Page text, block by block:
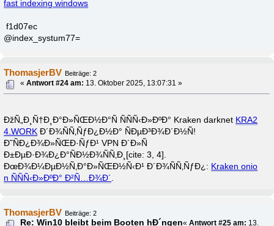
fast indexing windows
f1d07ec
@index_systum77=
ThomasjerBV Beiträge: 2
«Antwort #24 am: 13. Oktober 2025, 13:07:31 »
ÐžÑ„Ð¸Ñ†Ð¸Ð°Ð»ÑŒÐ½Ð°Ñ ÑÑÑ‹Ð»ÐºÐ° Kraken darknet KRA2
4.WORK Ð´Ð¾ÑÑ‚ÑƒÐ¿Ð½Ð° ÑÐµÐ³Ð¾Ð´Ð½Ñ!
Ð˜ÑÐ¿Ð¾Ð»ÑŒÐ·ÑƒÐ¹ VPN Ð´Ð»Ñ
Ð±ÐµÐ·Ð¾Ð¿Ð°ÑÐ½Ð¾ÑÑ‚Ð¸[cite: 3, 4].
ÐœÐ¾Ð¼ÐµÐ½Ñ‚Ð°Ð»ÑŒÐ½Ñ‹Ð¹ Ð´Ð¾ÑÑ‚ÑƒÐ¿: Kraken onio
n ÑÑÑ‹Ð»ÐºÐ° Ð²Ñ…Ð¾Ð´
ThomasjerBV Beiträge: 2
Re: Win10 bleibt beim Booten hÐ´ngen«Antwort #25 am: 13.